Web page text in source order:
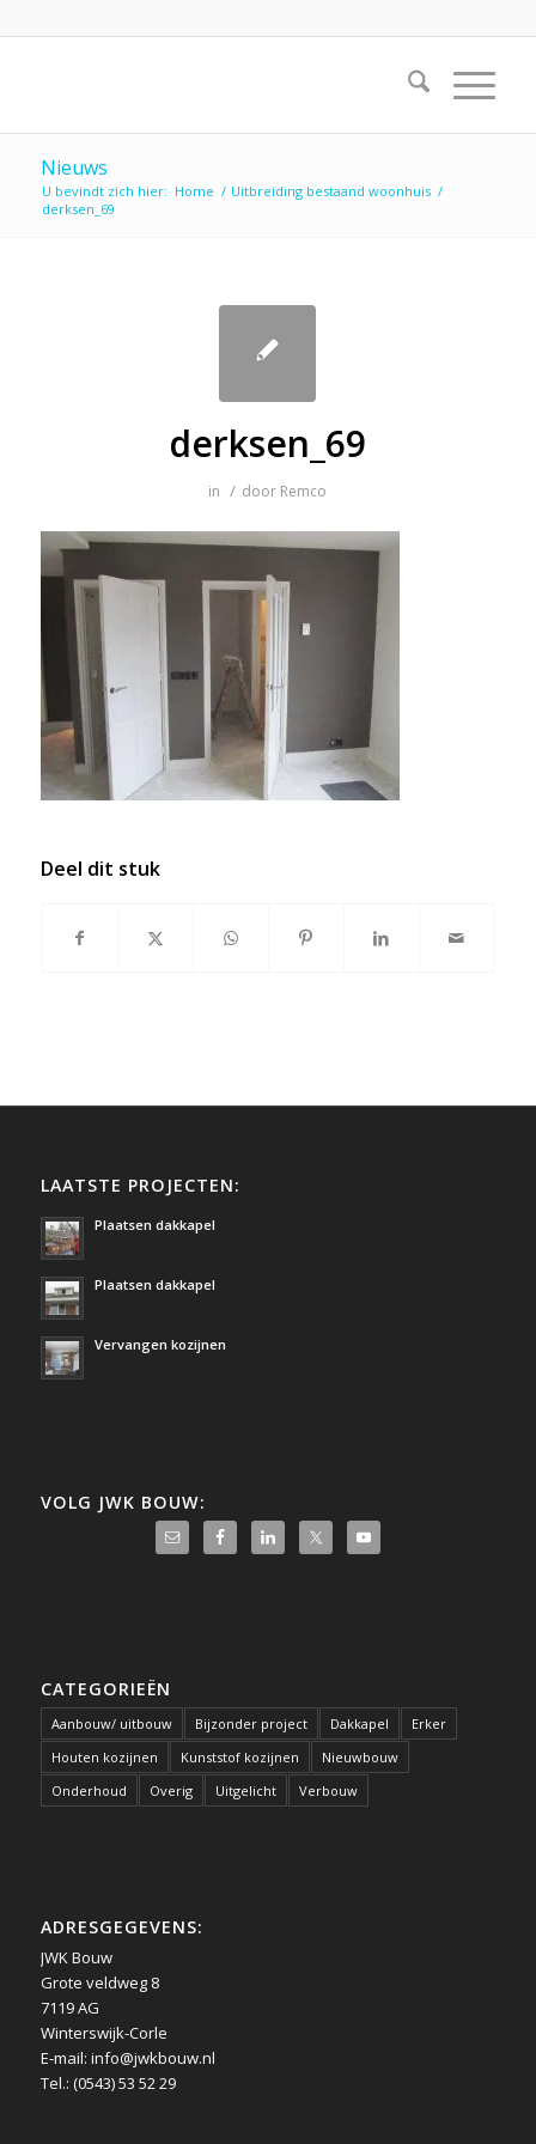
Nieuws
U bevindt zich hier: Home / Uitbreiding bestaand woonhuis /
derksen_69
derksen_69
in / door Remco
Deel dit stuk
LAATSTE PROJECTEN:
Plaatsen dakkapel
Plaatsen dakkapel
Vervangen kozijnen
VOLG JWK BOUW:
CATEGORIEËN
Aanbouw/ uitbouw Bijzonder project Dakkapel
Erker
Houten kozijnen
Kunststof kozijnen
Nieuwbouw
Onderhoud
Overig Uitgelicht Verbouw
ADRESGEGEVENS:
JWK Bouw
Grote veldweg 8
7119 AG
Winterswijk-Corle
E-mail: info@jwkbouw.nl
Tel.: (0543) 53 52 29